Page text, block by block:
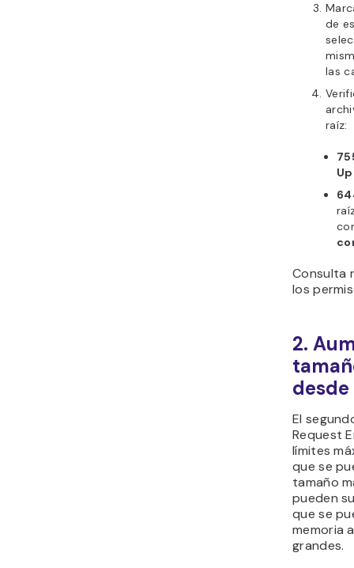
de
las
raíz:
Consulta
los
2.
desde
El
Request
límites
que se
tamaño
pueden
que se
memoria
grandes.